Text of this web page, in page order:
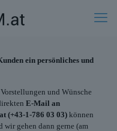
ein persönliches und
und Wünsche
E-Mail an
(+43-1-786 03 03)können
wir gehen dann gerne (am